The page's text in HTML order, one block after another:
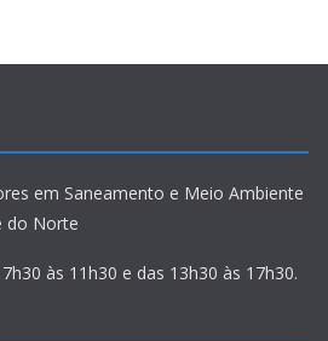
em Saneamento e Meio Ambiente
do Norte
às 11h30 e das 13h30 às 17h30.